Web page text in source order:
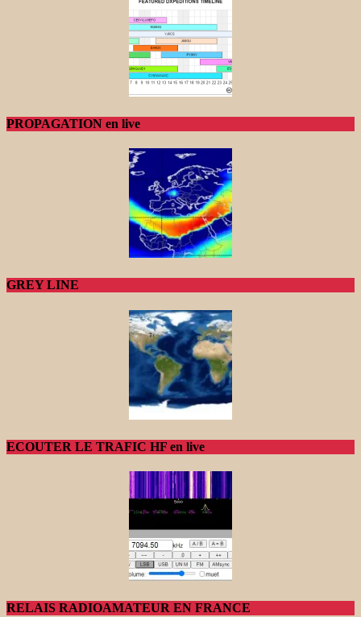
PROPAGATION en live
GREY LINE
ECOUTER LE TRAFIC HF en live
RELAIS RADIOAMATEUR EN FRANCE